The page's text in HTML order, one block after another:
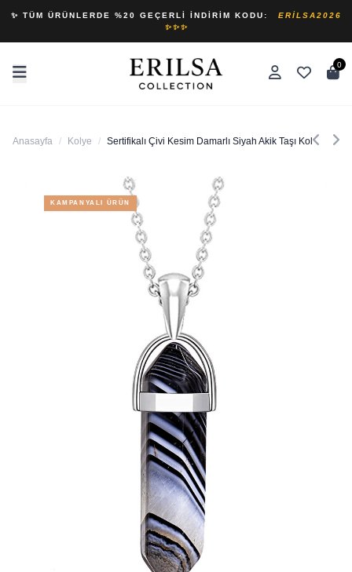
✨ TÜM ÜRÜNLERDE %20 GEÇERLI İNDIRIM KODU:
ERILSA2026
✨✨✨
0
Anasayfa / Kolye / Sertifikalı Çivi Kesim Damarlı Siyah Akik Taşı Kolye
KAMPANYALI ÜRÜN